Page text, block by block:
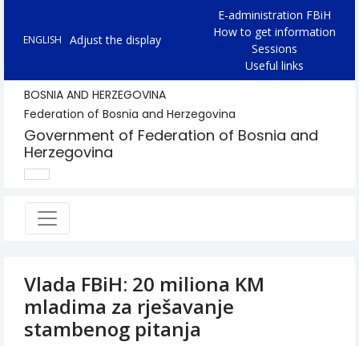
ENGLISH Adjust the display
E-administration FBiH
How to get information
Sessions
Useful links
BOSNIA AND HERZEGOVINA
Federation of Bosnia and Herzegovina
Government of Federation of Bosnia and
Herzegovina
Vlada FBiH: 20 miliona KM
mladima za rješavanje
stambenog pitanja